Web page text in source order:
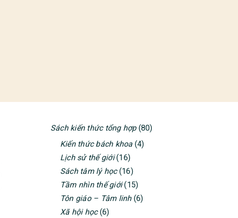
PRIMARY
SIDEBAR
Sách kiến thức tổng hợp(80)
Kiến thức bách khoa (4)
Lịch sử thế giới(16)
Sách tâm lý học(16)
Tầm nhìn thế giới(15)
Tôn giáo – Tâm linh(6)
Xã hội học(6)